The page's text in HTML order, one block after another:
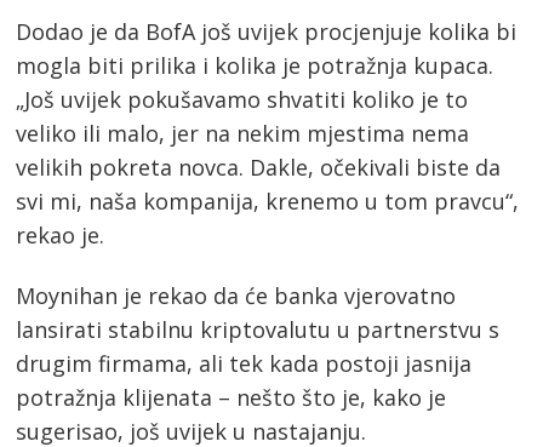
Dodao je da BofA još uvijek procjenjuje kolika bi
mogla biti prilika i kolika je potražnja kupaca.
„Još uvijek pokušavamo shvatiti koliko je to
veliko ili malo, jer na nekim mjestima nema
velikih pokreta novca. Dakle, očekivali biste da
svi mi, naša kompanija, krenemo u tom pravcu“,
rekao je.
Moynihan je rekao da će banka vjerovatno
lansirati stabilnu kriptovalutu u partnerstvu s
drugim firmama, ali tek kada postoji jasnija
potražnja klijenata – nešto što je, kako je
sugerisao, još uvijek u nastajanju.